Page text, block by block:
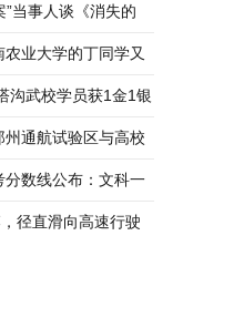
当事人谈《消失的
业大学的丁同学又
沟武校学员获1金1银
通航试验区与高校
数线公布：文科一
径直滑向高速行驶